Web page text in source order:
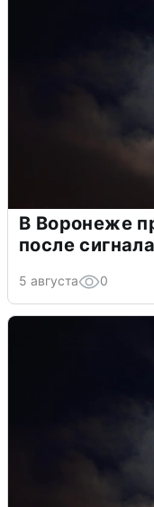
В Воронеже
после
5 августа 0